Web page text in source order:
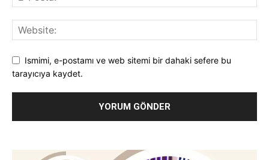
Ismimi, e-postamı ve web sitemi bir dahaki sefere bu
tarayıcıya kaydet.